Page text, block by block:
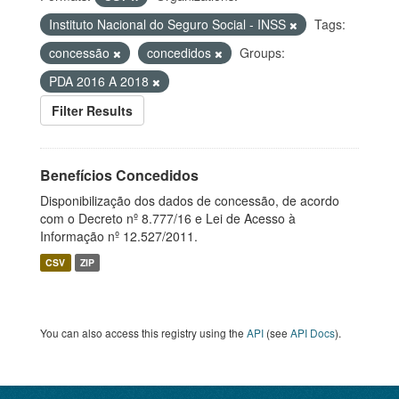
Instituto Nacional do Seguro Social - INSS
Tags:
concessão
concedidos
Groups:
PDA 2016 A 2018
Filter Results
Benefícios Concedidos
Disponibilização dos dados de concessão, de acordo
com o Decreto nº 8.777/16 e Lei de Acesso à
Informação nº 12.527/2011.
CSV ZIP
You can also access this registry using the API (see API Docs).